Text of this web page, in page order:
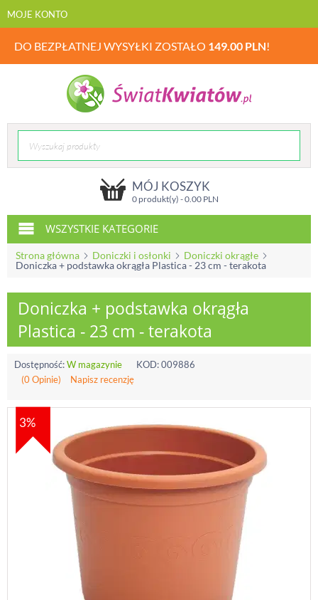
MOJE KONTO
DO BEZPŁATNEJ WYSYŁKI ZOSTAŁO 149.00 PLN!
MÓJ KOSZYK
0 produkt(y) -0.00PLN
WSZYSTKIE KATEGORIE
Strona główna Doniczki i osłonki
Doniczki okrągłe
Doniczka + podstawka okrągła Plastica - 23 cm - terakota
Doniczka + podstawka okrągła
Plastica - 23 cm - terakota
Dostępność:W magazynie KOD:009886
(0 Opinie)
Napisz recenzję
3%